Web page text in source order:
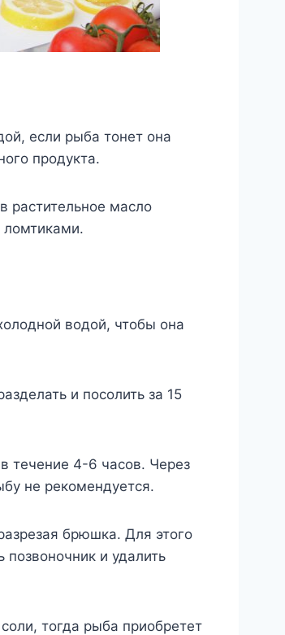
если рыба тонет она
продукта.
растительное масло
ломтиками.
водой, чтобы она
и посолить за 15
течение 4-6 часов. Через
не рекомендуется.
брюшка. Для этого
позвоночник и удалить
тогда рыба приобретет